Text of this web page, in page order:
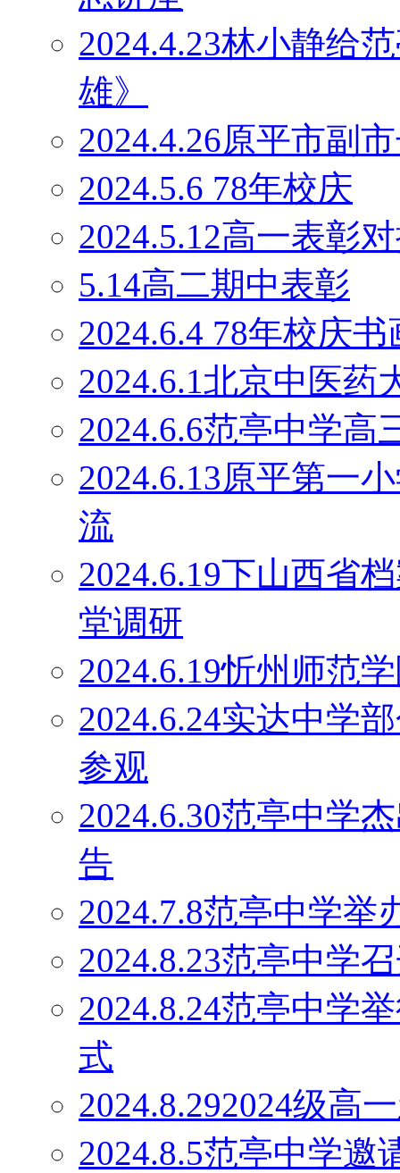
2024.4.23林小静给
雄》
2024.4.26原平市副
2024.5.6 78年校庆
2024.5.12高一表彰
5.14高二期中表彰
2024.6.4 78年校庆书
2024.6.1北京中医药
2024.6.6范亭中学高
2024.6.13原平第一
流
2024.6.19下山西省
堂调研
2024.6.19忻州师范
2024.6.24实达中学
参观
2024.6.30范亭中学
告
2024.7.8范亭中学举
2024.8.23范亭中学
2024.8.24范亭中学
式
2024.8.292024级高
2024.8.5范亭中学邀